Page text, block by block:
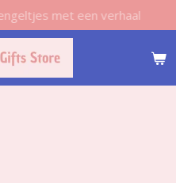
met een verhaal